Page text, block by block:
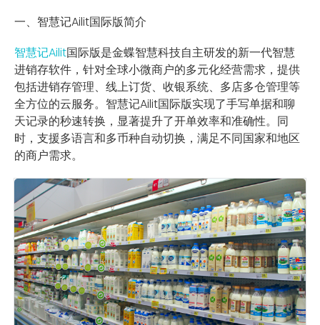
一、智慧记Ailit国际版简介
智慧记Ailit国际版是金蝶智慧科技自主研发的新一代智慧
进销存软件，针对全球小微商户的多元化经营需求，提供
包括进销存管理、线上订货、收银系统、多店多仓管理等
全方位的云服务。智慧记Ailit国际版实现了手写单据和聊
天记录的秒速转换，显著提升了开单效率和准确性。同
时，支援多语言和多币种自动切换，满足不同国家和地区
的商户需求。